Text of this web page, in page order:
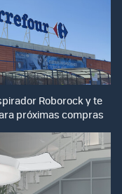
Roborock y te
próximas compras